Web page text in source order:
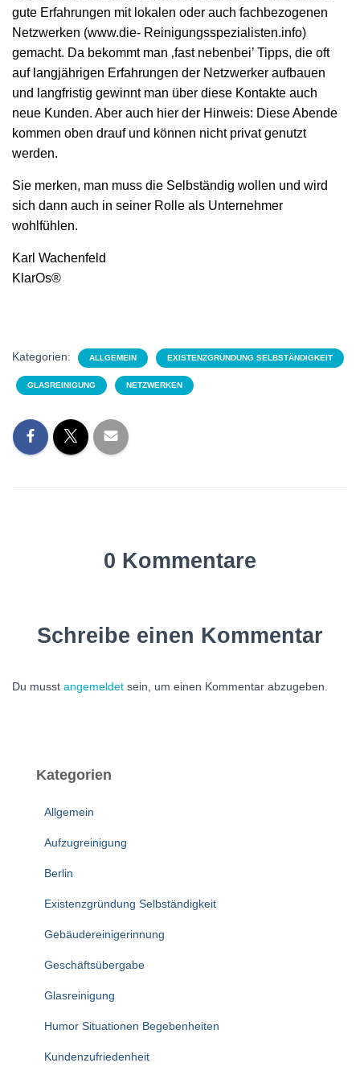
gute Erfahrungen mit lokalen oder auch fachbezogenen
Netzwerken (www.die- Reinigungsspezialisten.info)
gemacht. Da bekommt man ‚fast nebenbei’ Tipps, die oft
auf langjährigen Erfahrungen der Netzwerker aufbauen
und langfristig gewinnt man über diese Kontakte auch
neue Kunden. Aber auch hier der Hinweis: Diese Abende
kommen oben drauf und können nicht privat genutzt
werden.
Sie merken, man muss die Selbständig wollen und wird
sich dann auch in seiner Rolle als Unternehmer
wohlfühlen.
Karl Wachenfeld
KlarOs®
Kategorien: ALLGEMEIN EXISTENZGRÜNDUNG SELBSTÄNDIGKEIT
GLASREINIGUNG NETZWERKEN
0 Kommentare
Schreibe einen Kommentar
Du musst angemeldet sein, um einen Kommentar abzugeben.
Kategorien
Allgemein
Aufzugreinigung
Berlin
Existenzgründung Selbständigkeit
Gebäudereinigerinnung
Geschäftsübergabe
Glasreinigung
Humor Situationen Begebenheiten
Kundenzufriedenheit